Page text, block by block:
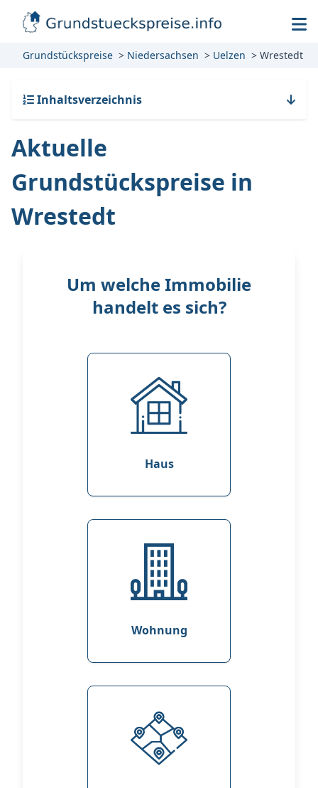
Grundstückspreise Niedersachsen Uelzen Wrestedt
Inhaltsverzeichnis
Aktuelle
Grundstückspreise in
Wrestedt
Um welche Immobilie
handelt es sich?
Haus
Wohnung